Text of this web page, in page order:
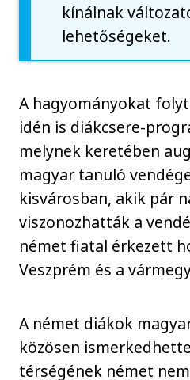
kínálnak
lehetőségeket.
A hagyományokat
idén is diákcsere-
melynek keretében
magyar tanuló
kisvárosban, akik pár
viszonozhatták a
német fiatal érkezett
Veszprém és a
A német diákok
közösen
térségének német